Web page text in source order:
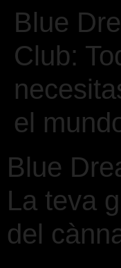
Blue
Club:
el
Blue
La teva
del